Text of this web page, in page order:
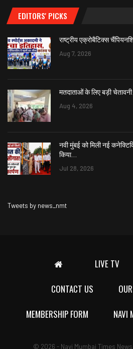
EDITORS' PICKS
राष्ट्रीय एक्रोबैटिक्स
Aug 7, 2026
मतदाताओं के लिए बड़ी
Aug 4, 2026
नवी मुंबई को मिली नई
किया…
Jul 28, 2026
Tweets by news_nmt
LIVE TV
CONTACT US
MEMBERSHIP FORM
NAVI
© 2026 - Navi Mumbai Times